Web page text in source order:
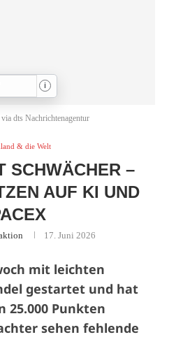
dts Nachrichtenagentur
i
& die Welt
SCHWÄCHER –
AUF KI UND
17. Juni 2026
mit leichten
gestartet und hat
25.000 Punkten
sehen fehlende